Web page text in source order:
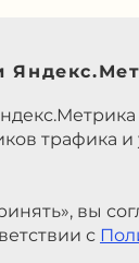
трафика
вы
с